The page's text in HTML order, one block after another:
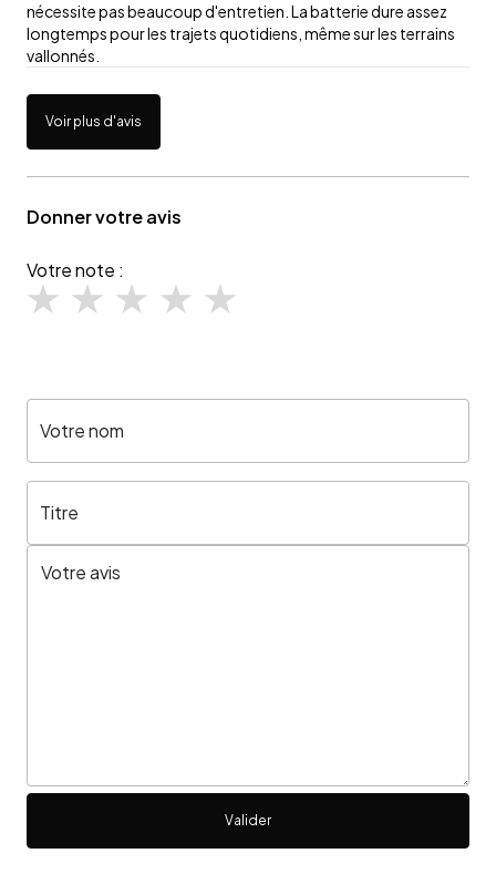
nécessite pas beaucoup d'entretien. La batterie dure assez
longtemps pour les trajets quotidiens, même sur les terrains
vallonnés.
Voir plus d'avis
Donner votre avis
Votre note :
Votre nom
Titre
Valider